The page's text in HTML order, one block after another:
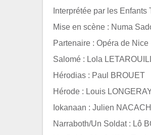
Interprétée par les Enfants
Mise en scène : Numa
Partenaire : Opéra de Nice
Salomé : Lola
Hérodias : Paul BROUET
Hérode : Louis
Iokanaan : Julien
Narraboth/Un Soldat : Lô